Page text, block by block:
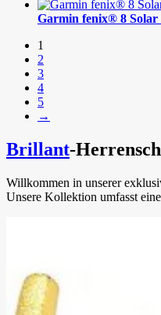
Garmin fenix® 8 Solar
1
2
3
4
5
→
Brillant-
Willkommen in unserer
Unsere Kollektion umfasst